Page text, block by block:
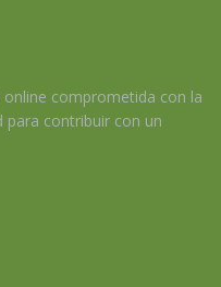
online comprometida con la
para contribuir con un